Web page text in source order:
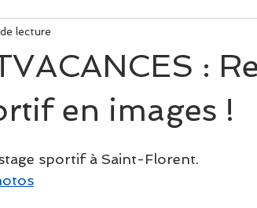
:
en images !
lecture
sportif à Saint-Florent.